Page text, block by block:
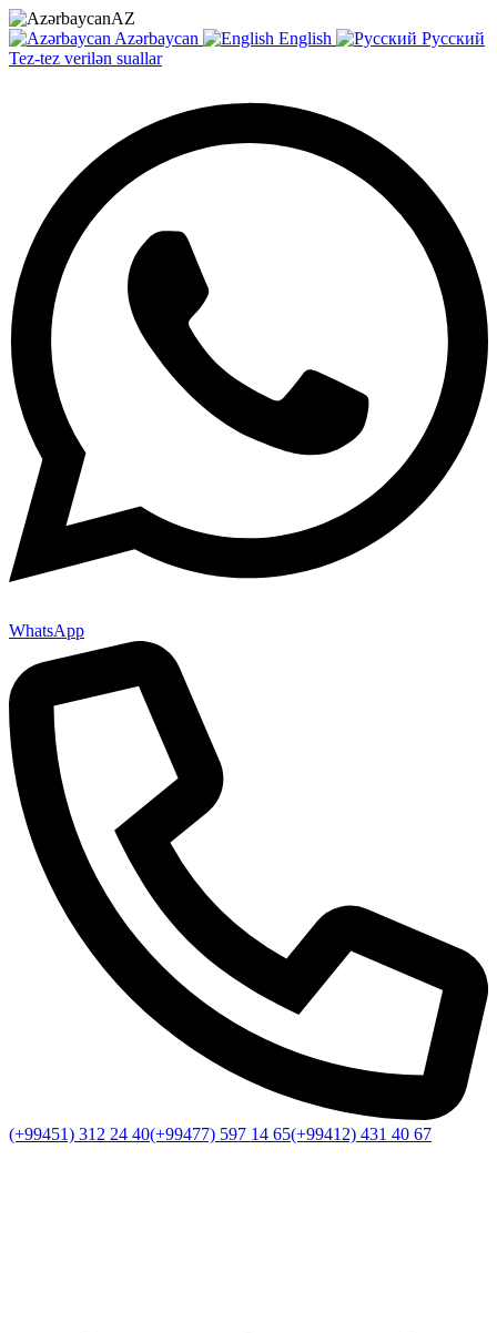
AZ
Azərbaycan
English
Русский
Tez-tez verilən suallar
WhatsApp
(+99451) 312 24 40(+99477) 597 14 65(+99412) 431 40 67